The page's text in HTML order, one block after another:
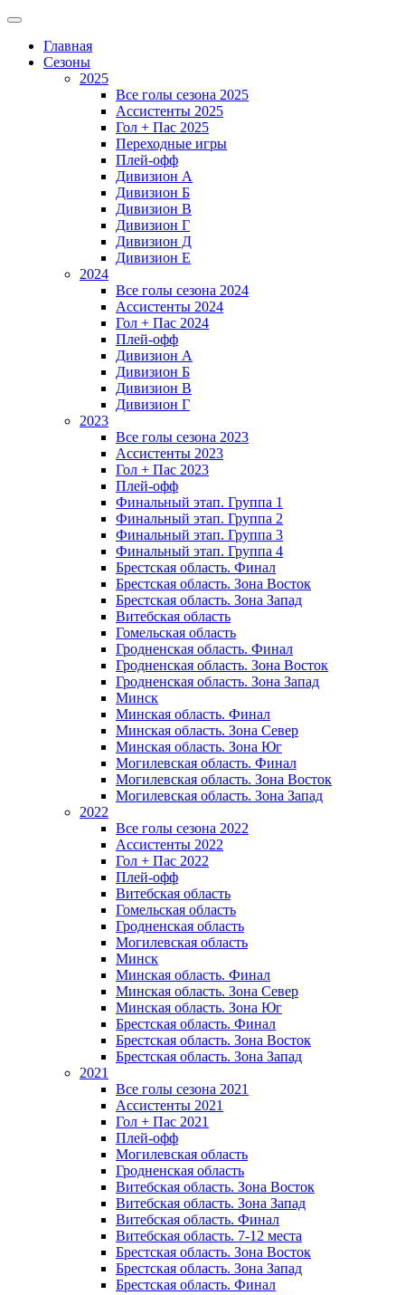
Главная
Сезоны
2025
Все голы сезона 2025
Ассистенты 2025
Гол + Пас 2025
Переходные игры
Плей-офф
Дивизион A
Дивизион Б
Дивизион В
Дивизион Г
Дивизион Д
Дивизион Е
2024
Все голы сезона 2024
Ассистенты 2024
Гол + Пас 2024
Плей-офф
Дивизион A
Дивизион Б
Дивизион В
Дивизион Г
2023
Все голы сезона 2023
Ассистенты 2023
Гол + Пас 2023
Плей-офф
Финальный этап. Группа 1
Финальный этап. Группа 2
Финальный этап. Группа 3
Финальный этап. Группа 4
Брестская область. Финал
Брестская область. Зона Восток
Брестская область. Зона Запад
Витебская область
Гомельская область
Гродненская область. Финал
Гродненская область. Зона Восток
Гродненская область. Зона Запад
Минск
Минская область. Финал
Минская область. Зона Север
Минская область. Зона Юг
Могилевская область. Финал
Могилевская область. Зона Восток
Могилевская область. Зона Запад
2022
Все голы сезона 2022
Ассистенты 2022
Гол + Пас 2022
Плей-офф
Витебская область
Гомельская область
Гродненская область
Могилевская область
Минск
Mинская область. Финал
Минская область. Зона Север
Минская область. Зона Юг
Брестская область. Финал
Брестская область. Зона Восток
Брестская область. Зона Запад
2021
Все голы сезона 2021
Ассистенты 2021
Гол + Пас 2021
Плей-офф
Могилевская область
Гродненская область
Витебская область. Зона Восток
Витебская область. Зона Запад
Витебская область. Финал
Витебская область. 7-12 места
Брестская область. Зона Восток
Брестская область. Зона Запад
Брестская область. Финал